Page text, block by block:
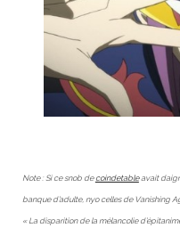
Note : Si ce snob de coindetableavait
banque d’adulte, nyo celles de Vanishing
« La disparition de la mélancolie